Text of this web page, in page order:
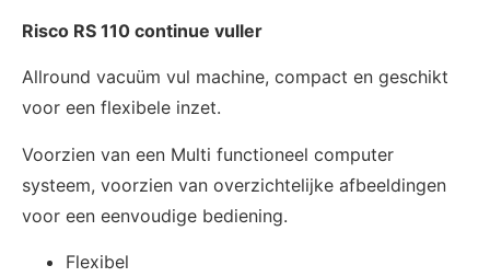
Risco RS 110 continue vuller
Allround vacuüm vul machine, compact en geschikt
voor een flexibele inzet.
Voorzien van een Multi functioneel computer
systeem, voorzien van overzichtelijke afbeeldingen
voor een eenvoudige bediening.
Flexibel